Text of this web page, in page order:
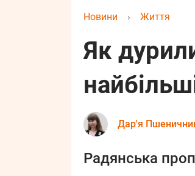
Новини › Життя
Як
Дар'я
Радянська